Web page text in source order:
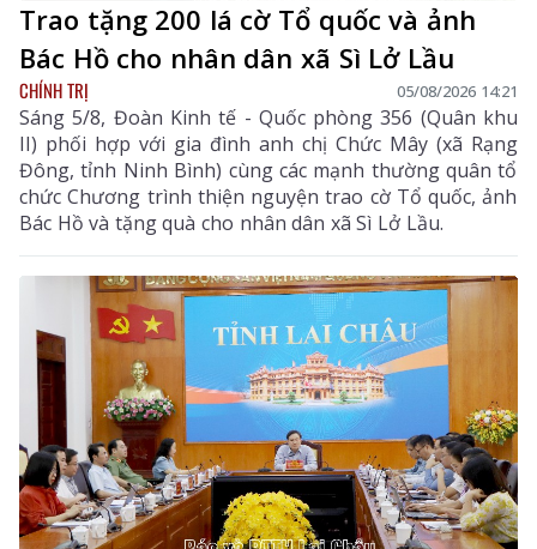
Trao tặng 200 lá cờ Tổ quốc và ảnh
Bác Hồ cho nhân dân xã Sì Lở Lầu
CHÍNH TRỊ 05/08/2026 14:21
Sáng 5/8, Đoàn Kinh tế - Quốc phòng 356 (Quân khu
II) phối hợp với gia đình anh chị Chức Mây (xã Rạng
Đông, tỉnh Ninh Bình) cùng các mạnh thường quân tổ
chức Chương trình thiện nguyện trao cờ Tổ quốc, ảnh
Bác Hồ và tặng quà cho nhân dân xã Sì Lở Lầu.